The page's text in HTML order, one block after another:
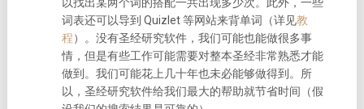
词表还可以导到 Quizlet 等网站来背单词（详见教
程）。 没有圣经研究软件，我们可能也能做很多事
情，但是有些工作可能需要对整本圣经非常熟悉才能
做到。我们可能花上几十年也未必能够做得到。所
以，圣经研究软件给我们最大的帮助就节省时间（假